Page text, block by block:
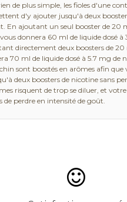
de plus simple, les fioles d'une
d'y ajouter jusqu'à deux
En ajoutant un seul booster de 20
donnera 60 ml de liquide dosé
directement deux boosters de
70 ml de liquide dosé à 5.7 mg de
sont boostés en arômes afin que
deux boosters de nicotine sans
risquent de trop se diluer, et
de perdre en intensité de goût.